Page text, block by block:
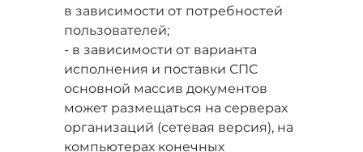
в зависимости от потребностей
пользователей;
- в зависимости от варианта
исполнения и поставки СПС
основной массив документов
может размещаться на серверах
организаций (сетевая версия), на
компьютерах конечных